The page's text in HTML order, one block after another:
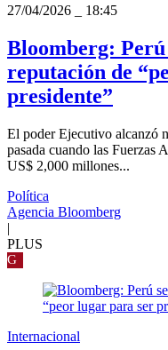
27/04/2026
18:45
Bloomberg: Perú
reputación de
presidente”
El poder Ejecutivo alcanzó
pasada cuando las Fuerzas
US$ 2,000 millones...
Política
Agencia Bloomberg
|
PLUS
G
Internacional